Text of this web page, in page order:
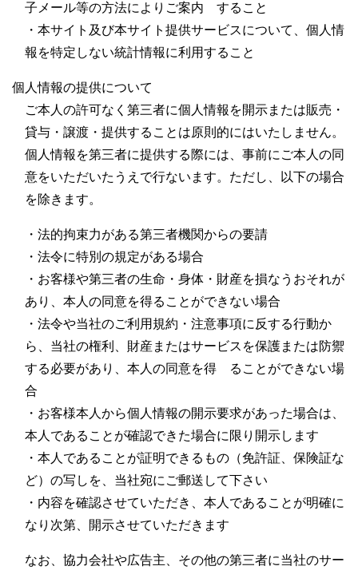
子メール等の方法によりご案内 すること
・本サイト及び本サイト提供サービスについて、個人情
報を特定しない統計情報に利用すること
個人情報の提供について
ご本人の許可なく第三者に個人情報を開示または販売・
貸与・譲渡・提供することは原則的にはいたしません。
個人情報を第三者に提供する際には、事前にご本人の同
意をいただいたうえで行ないます。ただし、以下の場合
を除きます。
・法的拘束力がある第三者機関からの要請
・法令に特別の規定がある場合
・お客様や第三者の生命・身体・財産を損なうおそれが
あり、本人の同意を得ることができない場合
・法令や当社のご利用規約・注意事項に反する行動か
ら、当社の権利、財産またはサービスを保護または防禦
する必要があり、本人の同意を得 ることができない場
合
・お客様本人から個人情報の開示要求があった場合は、
本人であることが確認できた場合に限り開示します
・本人であることが証明できるもの（免許証、保険証な
ど）の写しを、当社宛にご郵送して下さい
・内容を確認させていただき、本人であることが明確に
なり次第、開示させていただきます
なお、協力会社や広告主、その他の第三者に当社のサー